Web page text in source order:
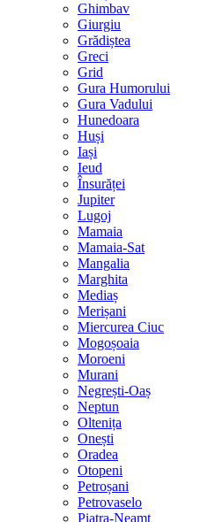
Ghimbav
Giurgiu
Grădiștea
Greci
Grid
Gura Humorului
Gura Vadului
Hunedoara
Huși
Iași
Ieud
Însurăței
Jupiter
Lugoj
Mamaia
Mamaia-Sat
Mangalia
Marghita
Mediaș
Merișani
Miercurea Ciuc
Mogoșoaia
Moroeni
Murani
Negrești-Oaș
Neptun
Oltenița
Onești
Oradea
Otopeni
Petroșani
Petrovaselo
Piatra-Neamț